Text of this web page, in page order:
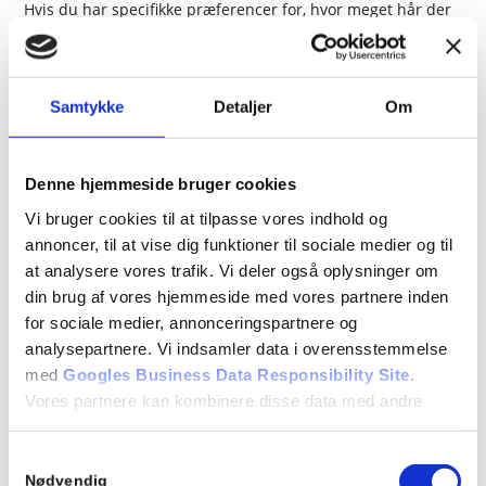
Samtykke Detaljer Om
Denne hjemmeside bruger cookies
Vi bruger cookies til at tilpasse vores indhold og
annoncer, til at vise dig funktioner til sociale medier og til
at analysere vores trafik. Vi deler også oplysninger om
din brug af vores hjemmeside med vores partnere inden
for sociale medier, annonceringspartnere og
analysepartnere. Vi indsamler data i overensstemmelse
med Googles Business Data Responsibility Site
Vores partnere kan kombinere disse data med andre
Nødvendig
Hvis du har specifikke præferencer for, hvor meget hår der
skal fjernes – eller om du ønsker en speciel stil – er det
vigtigt at kommunikere dette tydeligt med din behandler
inden behandlingen starter. De er vant til at håndtere disse
situationer og vil guide dig gennem processen.
Efterbehandling og pleje
Efter din brazilian voksbehandling er korrekt
efterbehandling essentiel for at opnå det bedste resultat og
undgå indgroede hår og irritation. Din hud kan være lidt
rød og føles øm umiddelbart efter behandlingen, men dette
er helt normalt og bør aftage inden for et par timer. I de
første 24-48 timer er det vigtigt at undgå visse aktiviteter.
Undgå varme bade, saunaer, dampbade og intensiv motion,
da overdreven varme og sved kan irritere de åbne
undgås i denne periode. Bær løstsiddende tøj for at